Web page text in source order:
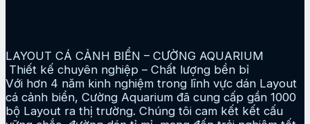
LAYOUT CÁ CẢNH BIỂN – CƯỜNG AQUARIUM
Thiết kế chuyên nghiệp – Chất lượng bền bỉ
Với hơn 4 năm kinh nghiệm trong lĩnh vực dán Layout
cá cảnh biển, Cường Aquarium đã cung cấp gần 1000
bộ Layout ra thị trường. Chúng tôi cam kết kết cấu